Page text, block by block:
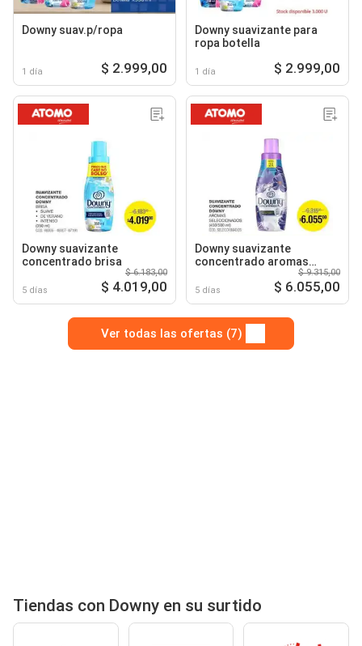
Downy suav.p/ropa
1 día $ 2.999,00
Downy suavizante para
ropa botella
1 día $ 2.999,00
Downy suavizante
concentrado brisa
5 días
$ 6.183,00
$ 4.019,00
Downy suavizante
concentrado aromas
5 días
$ 9.315,00
$ 6.055,00
Ver todas las ofertas (7)
Tiendas con Downy en su surtido